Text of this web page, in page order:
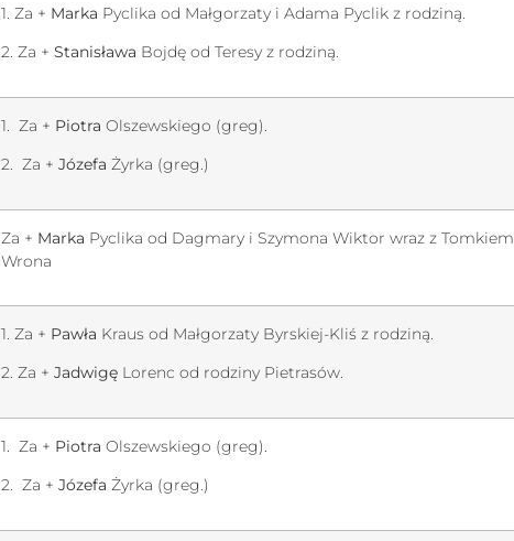
1. Za + Marka Pyclika od Małgorzaty i Adama Pyclik z rodziną.
2. Za + Stanisława Bojdę od Teresy z rodziną.
1. Za + Piotra Olszewskiego (greg).
2. Za + Józefa Żyrka (greg.)
Za + Marka Pyclika od Dagmary i Szymona Wiktor wraz z Tomkiem
Wrona
1. Za + Pawła Kraus od Małgorzaty Byrskiej-Kliś z rodziną.
2. Za + Jadwigę Lorenc od rodziny Pietrasów.
1. Za + Piotra Olszewskiego (greg).
2. Za + Józefa Żyrka (greg.)